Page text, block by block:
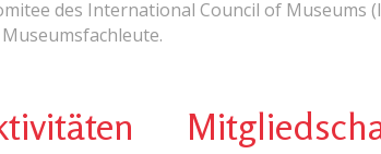
des International Council of Museums